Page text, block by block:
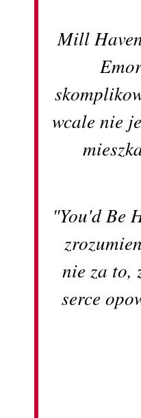
Mill
wcale nie
"You'd Be
nie za to,
serce